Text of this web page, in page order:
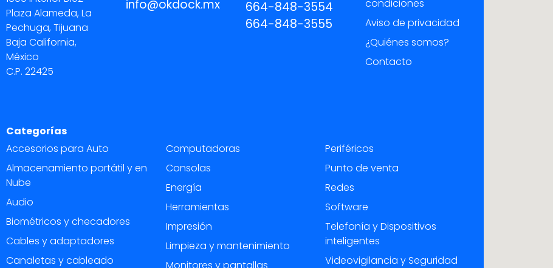
Plaza Alameda, La
Pechuga, Tijuana
Baja California,
México
C.P. 22425
info@okdock.mx
664-848-3554
664-848-3555
condiciones
Aviso de privacidad
¿Quiénes somos?
Contacto
Categorías
Accesorios para Auto
Almacenamiento portátil y en
Nube
Audio
Biométricos y checadores
Cables y adaptadores
Canaletas y cableado
Computadoras
Consolas
Energía
Herramientas
Impresión
Limpieza y mantenimiento
Periféricos
Punto de venta
Redes
Software
Telefonía y Dispositivos
inteligentes
Videovigilancia y Seguridad